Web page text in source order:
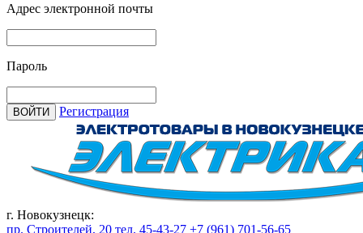
Адрес электронной почты
Пароль
ВОЙТИ Регистрация
г. Новокузнецк:
пр. Строителей, 20 тел. 45-43-27 +7 (961) 701-56-65